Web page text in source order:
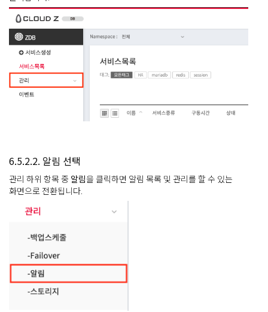
6.5.2.2. 알림 선택
관리 하위 항목 중 알림을 클릭하면 알림 목록 및 관리를 할 수 있는
화면으로 전환됩니다.